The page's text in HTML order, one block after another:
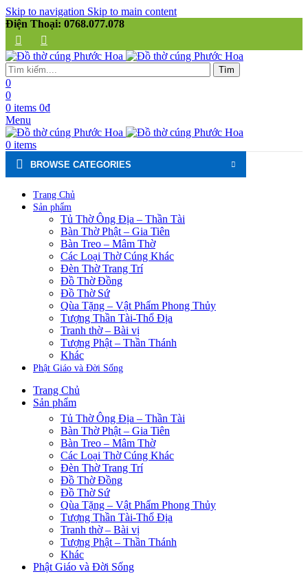
Skip to navigation Skip to main content
Điện Thoại: 0768.077.078
Tìm
0
0
0 items 0₫
Menu
0 items
BROWSE CATEGORIES
Trang Chủ
Sản phẩm
Tủ Thờ Ông Địa – Thần Tài
Bàn Thờ Phật – Gia Tiên
Bàn Treo – Mâm Thờ
Các Loại Thờ Cúng Khác
Đèn Thờ Trang Trí
Đồ Thờ Đồng
Đồ Thờ Sứ
Qùa Tặng – Vật Phẩm Phong Thủy
Tượng Thần Tài-Thổ Địa
Tranh thờ – Bài vị
Tượng Phật – Thần Thánh
Khác
Phật Giáo và Đời Sống
Trang Chủ
Sản phẩm
Tủ Thờ Ông Địa – Thần Tài
Bàn Thờ Phật – Gia Tiên
Bàn Treo – Mâm Thờ
Các Loại Thờ Cúng Khác
Đèn Thờ Trang Trí
Đồ Thờ Đồng
Đồ Thờ Sứ
Qùa Tặng – Vật Phẩm Phong Thủy
Tượng Thần Tài-Thổ Địa
Tranh thờ – Bài vị
Tượng Phật – Thần Thánh
Khác
Phật Giáo và Đời Sống